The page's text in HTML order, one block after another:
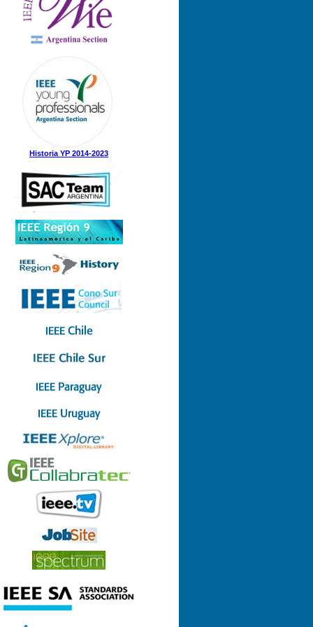
3 (21-08-2024)
2 (12-08-2024)
1 (31-05-2024)
2 (28-09-2023)
1 (07-09-2023)
7 (21-11-2022)
5 (31-08-2022)
3 (13-05-2022)
8 (29-12-2021)
7 (23-12-2021)
5 (06-09-2021)
3 (23-06-2021)
1 (22-04-2021)
9 (21-12-2020)
8 (26-11-2020)
Historia YP 2014-2023